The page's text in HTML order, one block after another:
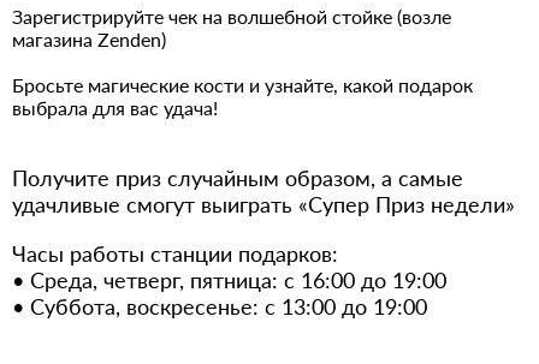
Зарегистрируйте чек на волшебной стойке (возле
магазина Zenden)
Бросьте магические кости и узнайте, какой подарок
выбрала для вас удача!
Получите приз случайным образом, а самые
удачливые смогут выиграть «Супер Приз недели»
Часы работы станции подарков:
• Среда, четверг, пятница: с 16:00 до 19:00
• Суббота, воскресенье: с 13:00 до 19:00